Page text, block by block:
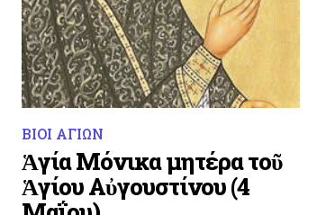
ΒΙΟΙ ΑΓΙΩΝ
Ἁγία Μόνικα μητέρα τοῦ
Ἁγίου Αὐγουστίνου (4